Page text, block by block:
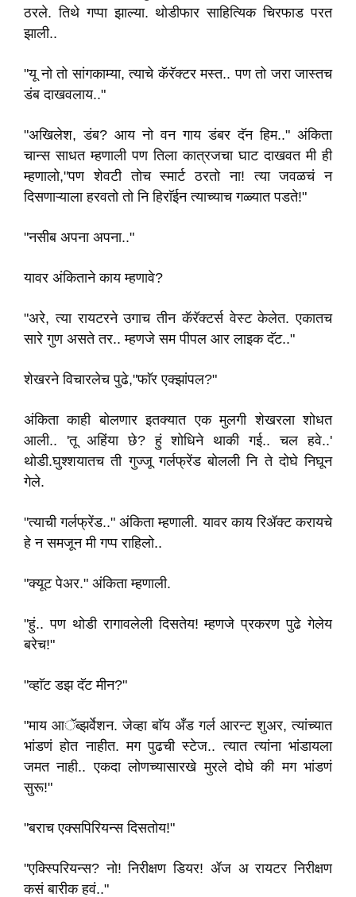
ठरले. तिथे गप्पा झाल्या. थोडीफार साहित्यिक चिरफाड परत
झाली..
"यू नो तो सांगकाम्या, त्याचे कॅरॅक्टर मस्त.. पण तो जरा जास्तच
डंब दाखवलाय.."
"अखिलेश, डंब? आय नो वन गाय डंबर दॅन हिम.." अंकिता
चान्स साधत म्हणाली पण तिला कात्रजचा घाट दाखवत मी ही
म्हणालो,"पण शेवटी तोच स्मार्ट ठरतो ना! त्या जवळचं न
दिसणाऱ्याला हरवतो तो नि हिराॅईन त्याच्याच गळ्यात पडते!"
"नसीब अपना अपना.."
यावर अंकिताने काय म्हणावे?
"अरे, त्या रायटरने उगाच तीन कॅरॅक्टर्स वेस्ट केलेत. एकातच
सारे गुण असते तर.. म्हणजे सम पीपल आर लाइक दॅट.."
शेखरने विचारलेच पुढे,"फाॅर एक्झांपल?"
अंकिता काही बोलणार इतक्यात एक मुलगी शेखरला शोधत
आली.. 'तू अहिंया छे? हुं शोधिने थाकी गई.. चल हवे..'
थोडी.घुश्शयातच ती गुज्जू गर्लफ्रेंड बोलली नि ते दोघे निघून
गेले.
"त्याची गर्लफ्रेंड.." अंकिता म्हणाली. यावर काय रिॲक्ट करायचे
हे न समजून मी गप्प राहिलो..
"क्यूट पेअर." अंकिता म्हणाली.
"हुं.. पण थोडी रागावलेली दिसतेय! म्हणजे प्रकरण पुढे गेलेय
बरेच!"
"व्हाॅट डझ दॅट मीन?"
"माय आॅब्झर्वेशन. जेव्हा बाॅय अँड गर्ल आरन्ट शुअर, त्यांच्यात
भांडणं होत नाहीत. मग पुढची स्टेज.. त्यात त्यांना भांडायला
जमत नाही.. एकदा लोणच्यासारखे मुरले दोघे की मग भांडणं
सुरू!"
"बराच एक्सपिरियन्स दिसतोय!"
"एक्स्पिरियन्स? नो! निरीक्षण डियर! ॲज अ रायटर निरीक्षण
कसं बारीक हवं.."